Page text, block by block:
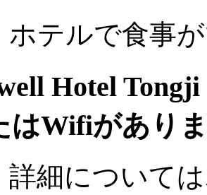
ホテルで食事
Hotel
はWifiがあり
詳細について